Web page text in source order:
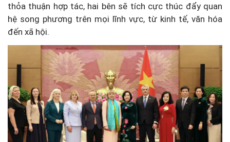
thỏa thuận hợp tác, hai bên sẽ tích cực thúc đẩy quan
hệ song phương trên mọi lĩnh vực, từ kinh tế, văn hóa
đến xã hội.